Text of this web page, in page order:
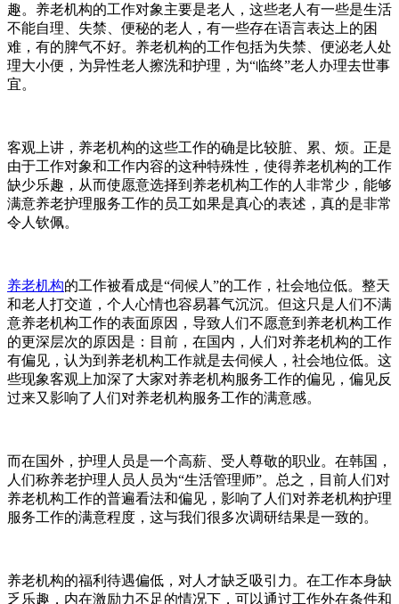
趣。养老机构的工作对象主要是老人，这些老人有一些是生活
不能自理、失禁、便秘的老人，有一些存在语言表达上的困
难，有的脾气不好。养老机构的工作包括为失禁、便泌老人处
理大小便，为异性老人擦洗和护理，为“临终”老人办理去世事
宜。
客观上讲，养老机构的这些工作的确是比较脏、累、烦。正是
由于工作对象和工作内容的这种特殊性，使得养老机构的工作
缺少乐趣，从而使愿意选择到养老机构工作的人非常少，能够
满意养老护理服务工作的员工如果是真心的表述，真的是非常
令人钦佩。
养老机构的工作被看成是“伺候人”的工作，社会地位低。整天
和老人打交道，个人心情也容易暮气沉沉。但这只是人们不满
意养老机构工作的表面原因，导致人们不愿意到养老机构工作
的更深层次的原因是：目前，在国内，人们对养老机构的工作
有偏见，认为到养老机构工作就是去伺候人，社会地位低。这
些现象客观上加深了大家对养老机构服务工作的偏见，偏见反
过来又影响了人们对养老机构服务工作的满意感。
而在国外，护理人员是一个高薪、受人尊敬的职业。在韩国，
人们称养老护理人员人员为“生活管理师”。总之，目前人们对
养老机构工作的普遍看法和偏见，影响了人们对养老机构护理
服务工作的满意程度，这与我们很多次调研结果是一致的。
养老机构的福利待遇偏低，对人才缺乏吸引力。在工作本身缺
乏乐趣，内在激励力不足的情况下，可以通过工作外在条件和